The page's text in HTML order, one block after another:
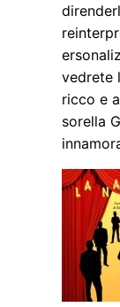
vedrete
ricco e
sorella